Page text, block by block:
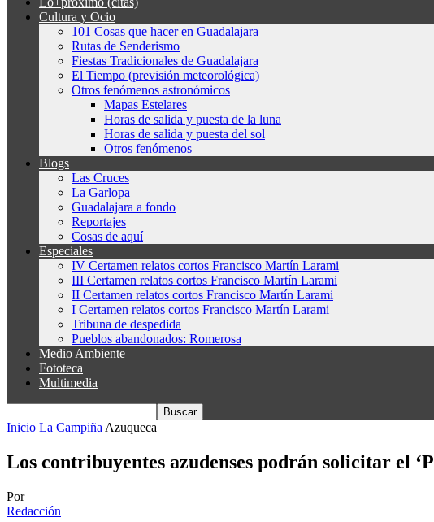
Cultura y Ocio
101 Cosas que hacer en Guadalajara
Rutas de Senderismo
Fiestas Tradicionales de Guadalajara
El Tiempo (previsión meteorológica)
Otros fenómenos astronómicos
Mapas Estelares
Horas de salida y puesta de la luna
Horas de salida y puesta del sol
Otros fenómenos
Blogs
Las Cruces
La Garlopa
Guadalajara a fondo
Reportajes
Cosas de aquí
Especiales
IV Certamen relatos cortos Francisco Martín Larami
III Certamen relatos cortos Francisco Martín Larami
II Certamen relatos cortos Francisco Martín Larami
I Certamen relatos cortos Francisco Martín Larami
Tribuna de despedida
Pueblos abandonados: Romerosa
Medio Ambiente
Fototeca
Multimedia
Inicio La Campiña Azuqueca
Los contribuyentes azudenses podrán solicitar el
Por
Redacción